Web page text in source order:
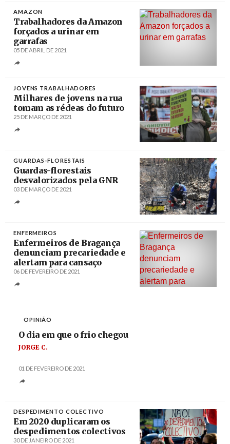
AMAZON
Trabalhadores da Amazon
forçados a urinar em
garrafas
05 DE ABRIL DE 2021
JOVENS TRABALHADORES
Milhares de jovens na rua
tomam as rédeas do futuro
25 DE MARÇO DE 2021
GUARDAS-FLORESTAIS
Guardas-florestais
desvalorizados pela GNR
03 DE MARÇO DE 2021
ENFERMEIROS
Enfermeiros de Bragança
denunciam precariedade e
alertam para cansaço
06 DE FEVEREIRO DE 2021
OPINIÃO
O dia em que o frio chegou
JORGE C.
01 DE FEVEREIRO DE 2021
DESPEDIMENTO COLECTIVO
Em 2020 duplicaram os
despedimentos colectivos
30 DE JANEIRO DE 2021